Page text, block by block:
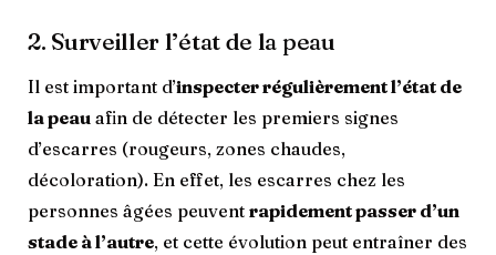
2. Surveiller l’état de la peau
Il est important d’inspecter régulièrement l’état de
la peau afin de détecter les premiers signes
d’escarres (rougeurs, zones chaudes,
décoloration). En effet, les escarres chez les
personnes âgées peuvent rapidement passer d’un
stade à l’autre, et cette évolution peut entraîner des